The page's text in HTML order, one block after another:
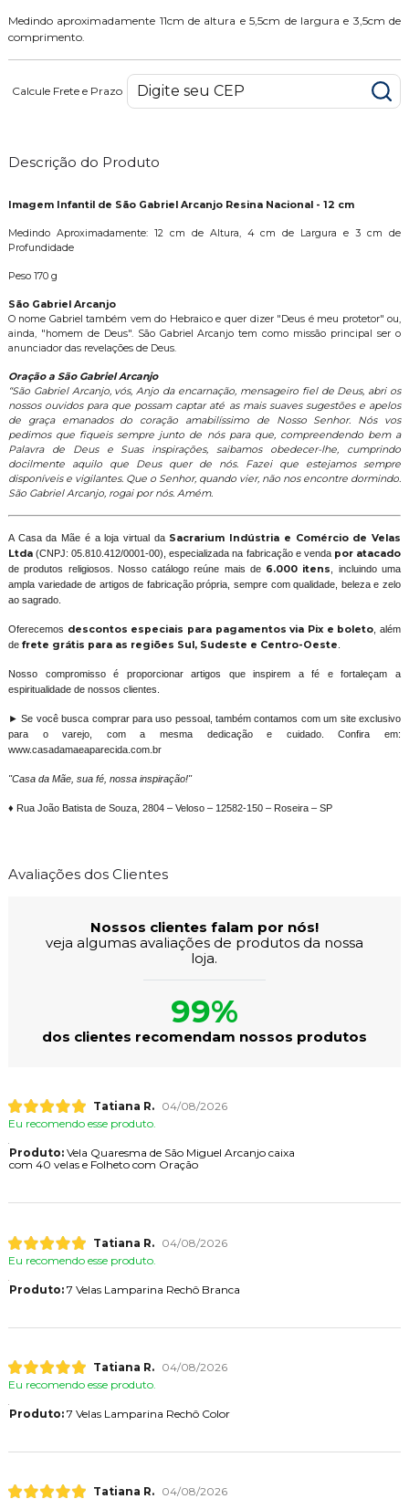
Medindo aproximadamente 11cm de altura e 5,5cm de largura e 3,5cm de
comprimento.
Calcule Frete e Prazo
Descrição do Produto
Imagem Infantil de São Gabriel Arcanjo Resina Nacional - 12 cm
Medindo Aproximadamente: 12 cm de Altura, 4 cm de Largura e 3 cm de
Profundidade
Peso 170 g
São Gabriel Arcanjo
O nome Gabriel também vem do Hebraico e quer dizer "Deus é meu protetor" ou,
ainda, "homem de Deus". São Gabriel Arcanjo tem como missão principal ser o
anunciador das revelações de Deus.
Oração a São Gabriel Arcanjo
“São Gabriel Arcanjo, vós, Anjo da encarnação, mensageiro fiel de Deus, abri os
nossos ouvidos para que possam captar até as mais suaves sugestões e apelos
de graça emanados do coração amabilíssimo de Nosso Senhor. Nós vos
pedimos que fiqueis sempre junto de nós para que, compreendendo bem a
Palavra de Deus e Suas inspirações, saibamos obedecer-lhe, cumprindo
docilmente aquilo que Deus quer de nós. Fazei que estejamos sempre
disponíveis e vigilantes. Que o Senhor, quando vier, não nos encontre dormindo.
São Gabriel Arcanjo, rogai por nós. Amém.
A Casa da Mãe é a loja virtual daSacrarium Indústria e Comércio de Velas
Ltda(CNPJ: 05.810.412/0001-00), especializada na fabricação e venda por atacado
de produtos religiosos. Nosso catálogo reúne mais de 6.000 itens
, incluindo uma
ampla variedade de artigos de fabricação própria, sempre com qualidade, beleza e zelo
ao sagrado.
Oferecemos descontos especiais para pagamentos via Pix e boleto , além
de frete grátis para as regiões Sul, Sudeste e Centro-Oeste
Nosso compromisso é proporcionar artigos que inspirem a fé e fortaleçam a
espiritualidade de nossos clientes.
► Se você busca comprar para uso pessoal, também contamos com um site exclusivo
para o varejo, com a mesma dedicação e cuidado. Confira em:
www.casadamaeaparecida.com.br
"Casa da Mãe, sua fé, nossa inspiração!"
♦ Rua João Batista de Souza, 2804 – Veloso – 12582-150 – Roseira – SP
Avaliações dos Clientes
Nossos clientes falam por nós!
veja algumas avaliações de produtos da nossa
loja.
99%
dos clientes recomendam nossos produtos
Tatiana R.
04/08/2026
Eu recomendo esse produto.
Produto:Vela Quaresma de São Miguel Arcanjo caixa
com 40 velas e Folheto com Oração
Tatiana R.
04/08/2026
Eu recomendo esse produto.
Produto:7 Velas Lamparina Rechô Branca
Tatiana R.
04/08/2026
Eu recomendo esse produto.
Produto:7 Velas Lamparina Rechô Color
Tatiana R. 04/08/2026